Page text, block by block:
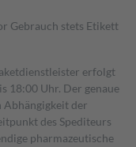
Gebrauch stets Etikett
erfolgt
18:00 Uhr. Der genaue
Abhängigkeit der
des Spediteurs
pharmazeutische